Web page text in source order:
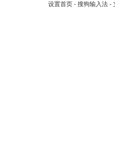
设置首页 - 搜狗输入法 -